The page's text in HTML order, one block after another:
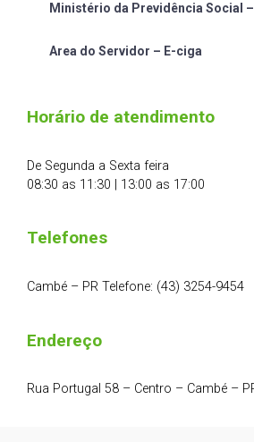
Ministério da Previdência Social –
Area do Servidor – E-ciga
Horário de atendimento
De Segunda a Sexta feira
08:30 as 11:30 | 13:00 as 17:00
Telefones
Cambé – PR Telefone: (43) 3254-9454
Endereço
Rua Portugal 58 – Centro – Cambé –